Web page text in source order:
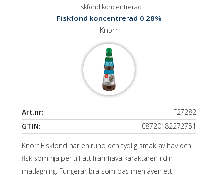
Fiskfond koncentrerad
Fiskfond koncentrerad 0.28%
Knorr
Art.nr:
F27282
GTIN:
08720182272751
Knorr Fiskfond har en rund och tydlig smak av hav och
fisk som hjälper till att framhäva karaktären i din
matlagning. Fungerar bra som bas men även ett